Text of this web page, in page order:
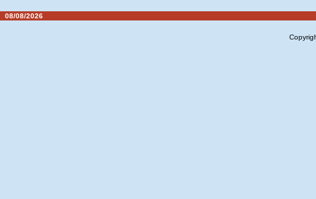
08/08/2026